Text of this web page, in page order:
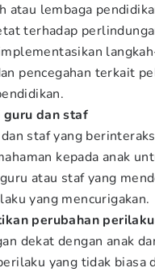
atau lembaga
terhadap
pencegahan terkait
guru dan staf
staf yang
kepada anak
atau staf yang
yang mencurigakan.
perubahan perilaku
dekat dengan anak
yang tidak biasa